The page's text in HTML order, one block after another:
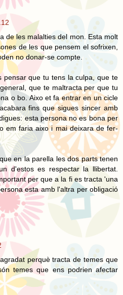
de les malalties del mon. Esta molt
de les que pensem el sofrixen,
no donar-se compte.
pensar que tu tens la culpa, que te
que te maltracta per que tu
o bo. Aixo et fa entrar en un cicle
fins que sigues sincer amb
esta persona no es bona per
em faria aixo i mai deixara de fer-
en la parella les dos parts tenen
d'estos es respectar la llibertat.
per que a la fi es tracta 'una
esta amb l'altra per obligació
perquè tracta de temes que
temes que ens podrien afectar